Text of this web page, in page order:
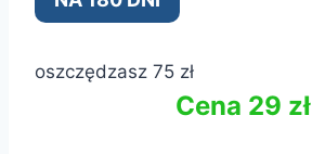
oszczędzasz 75 zł
Cena 29 zł